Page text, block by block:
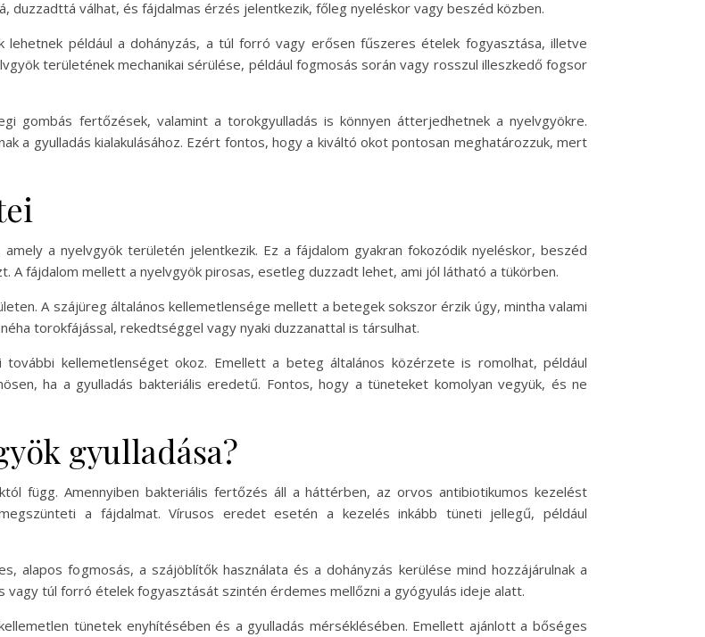
duzzadttá válhat, és fájdalmas érzés jelentkezik, főleg nyeléskor vagy beszéd közben.
lehetnek például a dohányzás, a túl forró vagy erősen fűszeres ételek fogyasztása, illetve
területének mechanikai sérülése, például fogmosás során vagy rosszul illeszkedő fogsor
gombás fertőzések, valamint a torokgyulladás is könnyen átterjedhetnek a nyelvgyökre.
a gyulladás kialakulásához. Ezért fontos, hogy a kiváltó okot pontosan meghatározzuk, mert
a nyelvgyök területén jelentkezik. Ez a fájdalom gyakran fokozódik nyeléskor, beszéd
A fájdalom mellett a nyelvgyök pirosas, esetleg duzzadt lehet, ami jól látható a tükörben.
A szájüreg általános kellemetlensége mellett a betegek sokszor érzik úgy, mintha valami
torokfájással, rekedtséggel vagy nyaki duzzanattal is társulhat.
kellemetlenséget okoz. Emellett a beteg általános közérzete is romolhat, például
ha a gyulladás bakteriális eredetű. Fontos, hogy a tüneteket komolyan vegyük, és ne
gyulladása?
függ. Amennyiben bakteriális fertőzés áll a háttérben, az orvos antibiotikumos kezelést
a fájdalmat. Vírusos eredet esetén a kezelés inkább tüneti jellegű, például
alapos fogmosás, a szájöblítők használata és a dohányzás kerülése mind hozzájárulnak a
vagy túl forró ételek fogyasztását szintén érdemes mellőzni a gyógyulás ideje alatt.
tünetek enyhítésében és a gyulladás mérséklésében. Emellett ajánlott a bőséges